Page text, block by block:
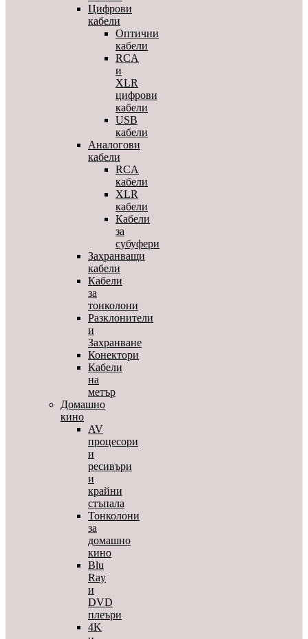
Цифрови
кабели
Оптични
кабели
RCA
и
XLR
цифрови
кабели
USB
кабели
Аналогови
кабели
RCA
кабели
XLR
кабели
Кабели
за
субуфери
Захранващи
кабели
Кабели
за
тонколони
Разклонители
и
Захранване
Конектори
Кабели
на
метър
Домашно
кино
AV
процесори
и
ресивъри
и
крайни
стъпала
Тонколони
за
домашно
кино
Blu
Ray
и
DVD
плеъри
4K